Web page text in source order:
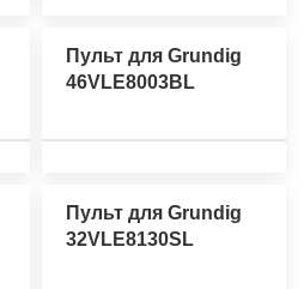
Пульт для Grundig
46VLE8003BL
Пульт для Grundig
32VLE8130SL